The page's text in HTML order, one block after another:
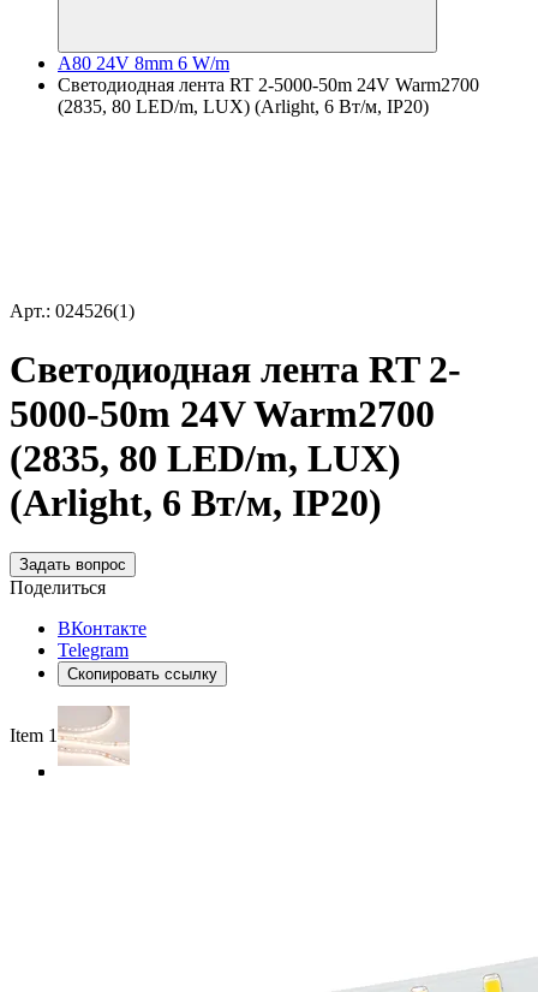
A80 24V 8mm 6 W/m
Светодиодная лента RT 2-5000-50m 24V Warm2700
(2835, 80 LED/m, LUX) (Arlight, 6 Вт/м, IP20)
Арт.: 024526(1)
Светодиодная лента RT 2-
5000-50m 24V Warm2700
(2835, 80 LED/m, LUX)
(Arlight, 6 Вт/м, IP20)
Задать вопрос
Поделиться
ВКонтакте
Telegram
Скопировать ссылку
Item 1 of 4